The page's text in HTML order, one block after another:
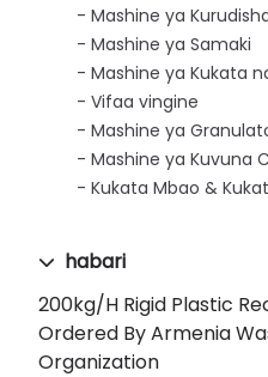
Mashine ya
Mashine ya Samaki
Mashine ya Kukata
Vifaa vingine
Mashine ya
Mashine ya Kuvuna
Kukata Mbao &
habari
200kg/h Rigid Plastic
Ordered By Armenia
Organization